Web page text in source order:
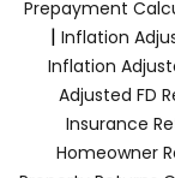
Prepayment
| Inflation
Inflation
Adjusted FD
Insurance
Homeowner